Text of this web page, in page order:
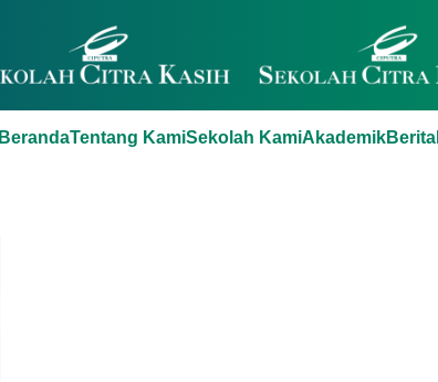
BerandaTentang KamiSekolah KamiAkademikBerita